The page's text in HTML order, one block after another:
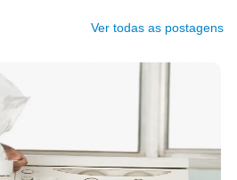
Ver todas as postagens